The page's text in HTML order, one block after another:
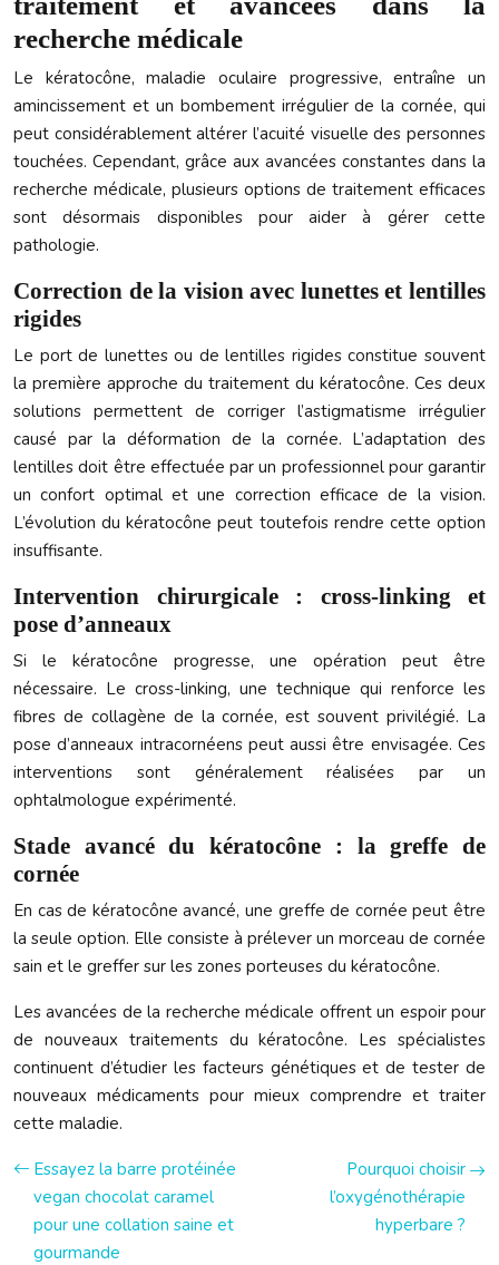
recherche médicale
Le kératocône, maladie oculaire progressive, entraîne un
amincissement et un bombement irrégulier de la cornée, qui
peut considérablement altérer l’acuité visuelle des personnes
touchées. Cependant, grâce aux avancées constantes dans la
recherche médicale, plusieurs options de traitement efficaces
sont désormais disponibles pour aider à gérer cette
pathologie.
Correction de la vision avec lunettes et lentilles
rigides
Le port de lunettes ou de lentilles rigides constitue souvent
la première approche du traitement du kératocône. Ces deux
solutions permettent de corriger l’astigmatisme irrégulier
causé par la déformation de la cornée. L’adaptation des
lentilles doit être effectuée par un professionnel pour garantir
un confort optimal et une correction efficace de la vision.
L’évolution du kératocône peut toutefois rendre cette option
insuffisante.
Intervention chirurgicale : cross-linking et
pose d’anneaux
Si le kératocône progresse, une opération peut être
nécessaire. Le cross-linking, une technique qui renforce les
fibres de collagène de la cornée, est souvent privilégié. La
pose d’anneaux intracornéens peut aussi être envisagée. Ces
interventions sont généralement réalisées par un
ophtalmologue expérimenté.
Stade avancé du kératocône : la greffe de
cornée
En cas de kératocône avancé, une greffe de cornée peut être
la seule option. Elle consiste à prélever un morceau de cornée
sain et le greffer sur les zones porteuses du kératocône.
Les avancées de la recherche médicale offrent un espoir pour
de nouveaux traitements du kératocône. Les spécialistes
continuent d’étudier les facteurs génétiques et de tester de
nouveaux médicaments pour mieux comprendre et traiter
cette maladie.
Essayez la barre protéinée
vegan chocolat caramel
pour une collation saine et
gourmande
Pourquoi choisir
l’oxygénothérapie
hyperbare ?